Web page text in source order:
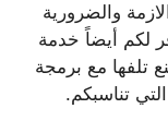
والضرورية
لكم أيضاً خدمة
تلفها مع برمجة
تناسبكم.